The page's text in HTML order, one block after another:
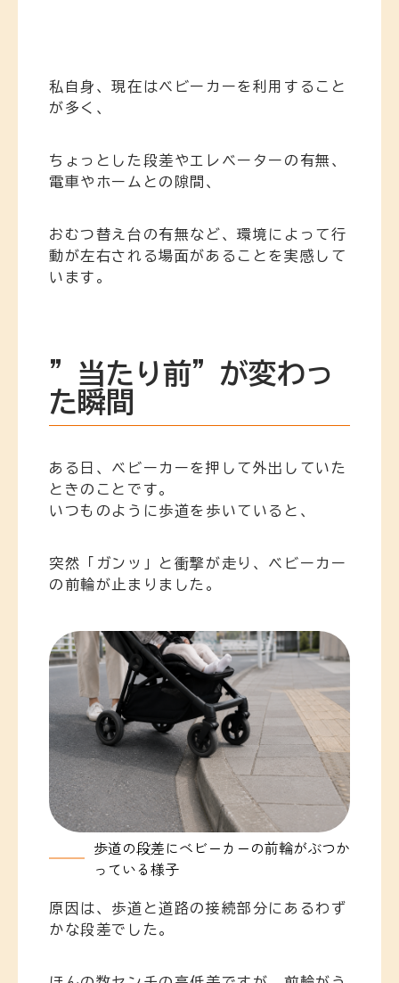
私自身、現在はベビーカーを利用すること
が多く、
ちょっとした段差やエレベーターの有無、
電車やホームとの隙間、
おむつ替え台の有無など、環境によって行
動が左右される場面があることを実感して
います。
”当たり前”が変わっ
た瞬間
ある日、ベビーカーを押して外出していた
ときのことです。
いつものように歩道を歩いていると、
突然「ガンッ」と衝撃が走り、ベビーカー
の前輪が止まりました。
歩道の段差にベビーカーの前輪がぶつか
っている様子
原因は、歩道と道路の接続部分にあるわず
かな段差でした。